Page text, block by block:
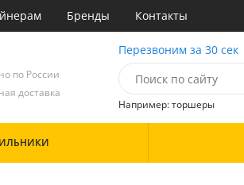
Бренды Контакты
по России
доставка
Перезвоним за 30 сек
Например: торшеры